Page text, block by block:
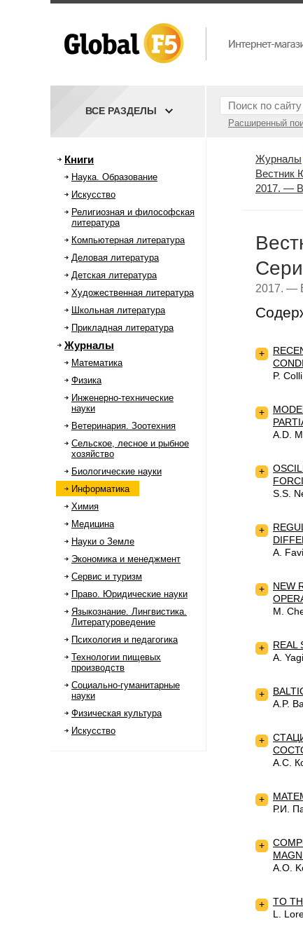
Расширенный
ВСЕ РАЗДЕЛЫ
Книги
Наука. Образование
Искусство
Религиозная и философская
литература
Компьютерная литература
Деловая литература
Детская литература
Художественная литература
Школьная литература
Прикладная литература
Журналы
Математика
Физика
Инженерно-технические
науки
Ветеринария. Зоотехния
Сельское, лесное и рыбное
хозяйство
Биологические науки
Информатика
Химия
Медицина
Науки о Земле
Экономика и менеджмент
Сервис и туризм
Право. Юридические науки
Языкознание. Лингвистика.
Литературоведение
Психология и педагогика
Технологии пищевых
производств
Социально-гуманитарные
науки
Физическая культура
Искусство
Журналы
Вестник
2017. —
2017. —
+
P.
+
A.D.
+
S.S.
+
A.
+
NEW
M.
+ REAL
A. Yagi
+
A.P.
+
А.С.
+
Р.И.
+
A.O.
+ TO
L.